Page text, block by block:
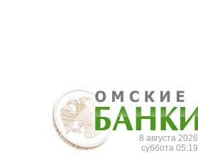
8 августа 2026
суббота 05:19